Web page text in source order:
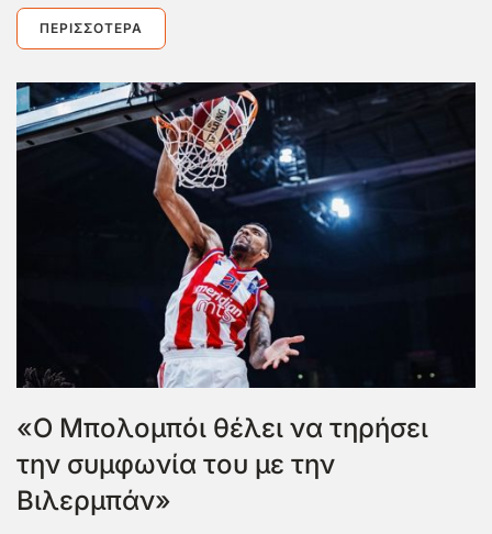
ΠΕΡΙΣΣΌΤΕΡΑ
«Ο Μπολομπόι θέλει να τηρήσει
την συμφωνία του με την
Βιλερμπάν»